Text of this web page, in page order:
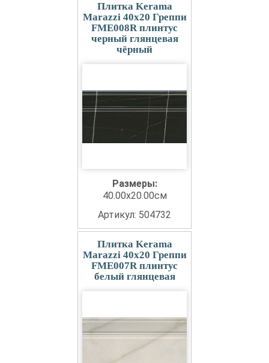
Плитка Kerama
Marazzi 40x20 Греппи
FME008R плинтус
черный глянцевая
чёрный
Размеры:
40.00x20.00см
Артикул: 504732
Плитка Kerama
Marazzi 40x20 Греппи
FME007R плинтус
белый глянцевая